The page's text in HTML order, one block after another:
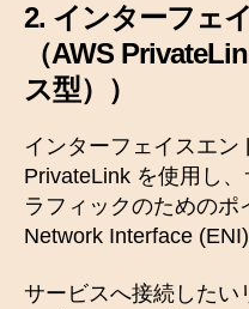
2. インターフェ
（AWS
ス型））
インターフェイスエン
PrivateLink を使用し
ラフィックのための
Network Interface
サービスへ接続したい